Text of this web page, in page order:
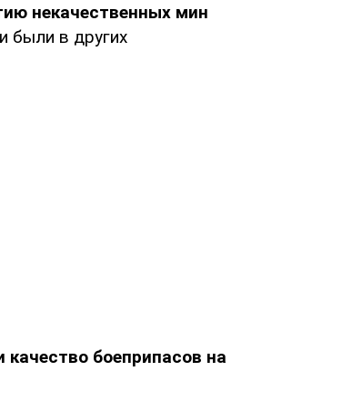
некачественных мин
были в других
боеприпасов на